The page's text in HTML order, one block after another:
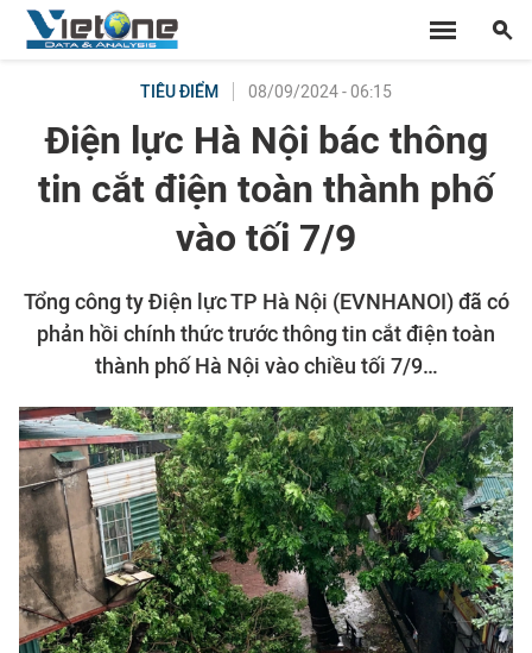
TIÊU ĐIỂM 08/09/2024 - 06:15
Điện lực Hà Nội bác thông
tin cắt điện toàn thành phố
vào tối 7/9
Tổng công ty Điện lực TP Hà Nội (EVNHANOI) đã có
phản hồi chính thức trước thông tin cắt điện toàn
thành phố Hà Nội vào chiều tối 7/9…